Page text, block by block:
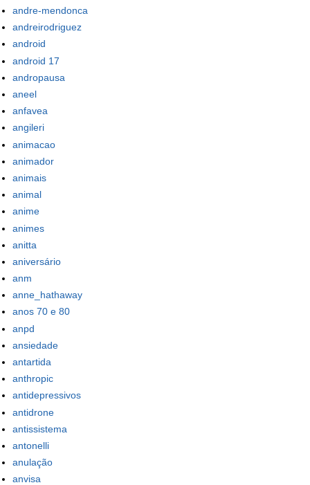
andre-mendonca
andreirodriguez
android
android 17
andropausa
aneel
anfavea
angileri
animacao
animador
animais
animal
anime
animes
anitta
aniversário
anm
anne_hathaway
anos 70 e 80
anpd
ansiedade
antartida
anthropic
antidepressivos
antidrone
antissistema
antonelli
anulação
anvisa